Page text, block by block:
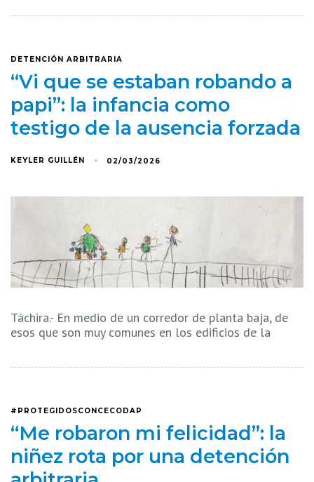
DETENCIÓN ARBITRARIA
“Vi que se estaban robando a
papi”: la infancia como
testigo de la ausencia forzada
KEYLER GUILLÉN 02/03/2026
Táchira.- En medio de un corredor de planta baja, de
esos que son muy comunes en los edificios de la
#PROTEGIDOSCONCECODAP
“Me robaron mi felicidad”: la
niñez rota por una detención